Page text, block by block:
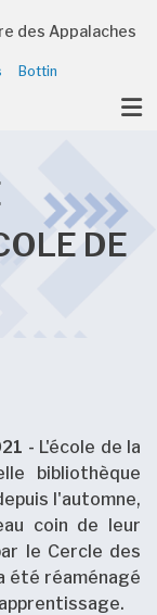
des Appalaches
Bottin
DE
- L'école de la
bibliothèque
l'automne,
coin de leur
le Cercle des
été réaménagé